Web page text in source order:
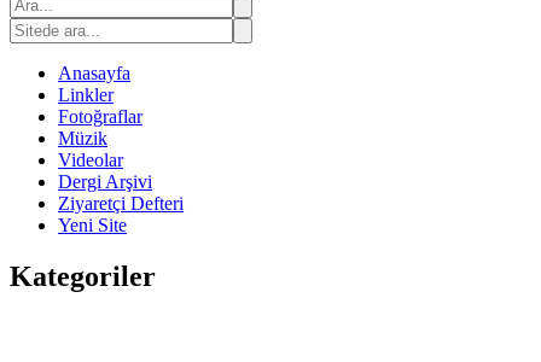
Anasayfa
Linkler
Fotoğraflar
Müzik
Videolar
Dergi Arşivi
Ziyaretçi Defteri
Yeni Site
Kategoriler